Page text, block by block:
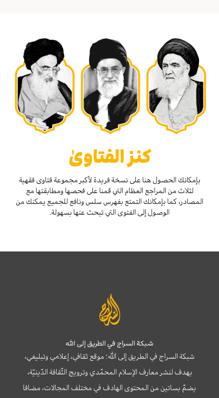
كنز الفتاوىٰ
بإمكانك الحصول هنا على نسخة فريدة لأكبر مجموعة فتاوى فقهية
لثلاث من المراجع العظام التي قمنا على فحصها ومطابقتها مع
المصادر، كما بإمكانك التمتع بفهرس سلس ونافع للجميع يمكنك من
الوصول إلى الفتوى التي تبحث عنها بسهولة.
شبكة السراج في الطريق إلى الله
شبكة السراج في الطريق إلى الله؛ موقع ثقافي، إعلامي وتبليغي،
يهدف لنشر معارف الإسلام المحمّدي وترويج الثّقافة الدّينيّة،
يضمّ بساتين من المحتوى الهادف في مختلف المجالات، مضافا